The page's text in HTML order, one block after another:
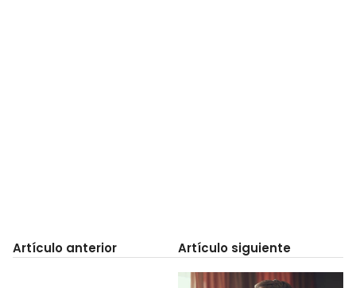
Artículo anterior Artículo siguiente